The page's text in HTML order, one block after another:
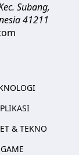
Subang,
41211
& TEKNO
GAME